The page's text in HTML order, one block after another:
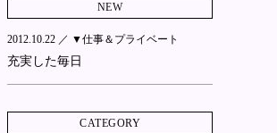
NEW
2012.10.22 ／ ▼仕事＆プライベート
充実した毎日
CATEGORY